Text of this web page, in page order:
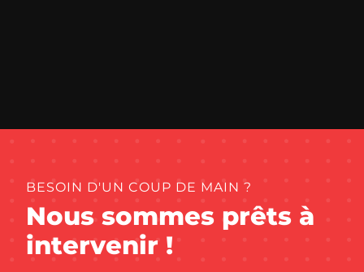
BESOIN D'UN COUP DE MAIN ?
Nous sommes prêts à
intervenir !